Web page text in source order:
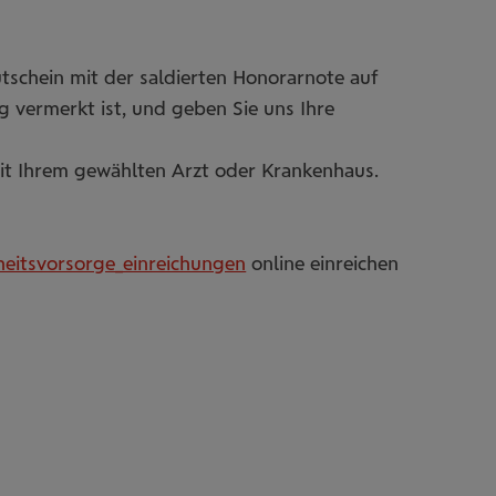
mit der saldierten Honorarnote auf
vermerkt ist, und geben Sie uns Ihre
Ihrem gewählten Arzt oder Krankenhaus.
online einreichen